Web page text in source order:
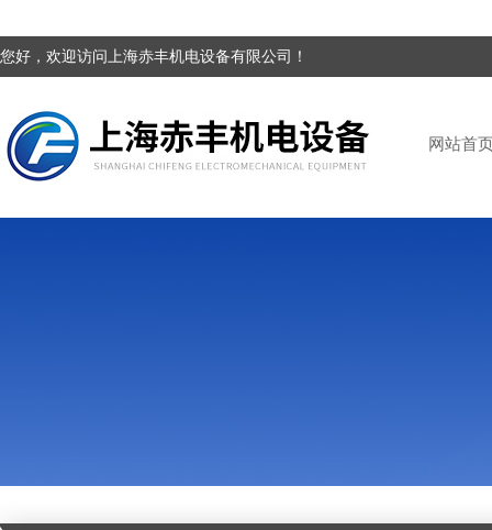
您好，欢迎访问上海赤丰机电设备有限公司！
网站首